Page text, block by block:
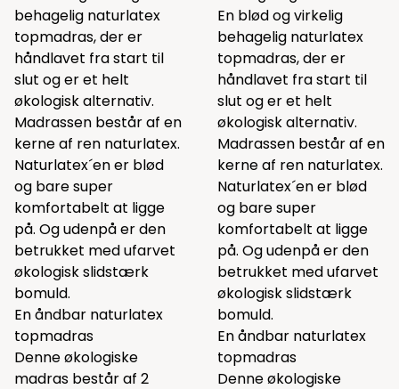
behagelig naturlatex
topmadras, der er
håndlavet fra start til
slut og er et helt
økologisk alternativ.
Madrassen består af en
kerne af ren naturlatex.
Naturlatex´en er blød
og bare super
komfortabelt at ligge
på. Og udenpå er den
betrukket med ufarvet
økologisk slidstærk
bomuld.
En åndbar naturlatex
topmadras
Denne økologiske
madras består af 2
En blød og virkelig
behagelig naturlatex
topmadras, der er
håndlavet fra start til
slut og er et helt
økologisk alternativ.
Madrassen består af en
kerne af ren naturlatex.
Naturlatex´en er blød
og bare super
komfortabelt at ligge
på. Og udenpå er den
betrukket med ufarvet
økologisk slidstærk
bomuld.
En åndbar naturlatex
topmadras
Denne økologiske